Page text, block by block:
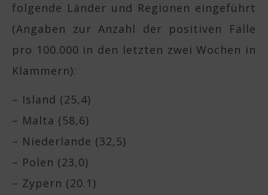
folgende Länder und Regionen eingeführt
(Angaben zur Anzahl der positiven Fälle
pro 100.000 in den letzten zwei Wochen in
Klammern):
– Island (25,4)
– Malta (58,6)
– Niederlande (32,5)
– Polen (23,0)
– Zypern (20.1)